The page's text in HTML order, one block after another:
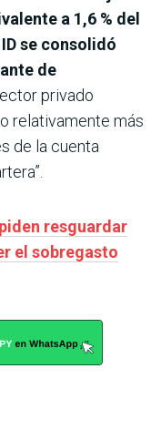
a 1,6 % del
se consolidó
de
privado
relativamente más
de la cuenta
resguardar
el sobregasto